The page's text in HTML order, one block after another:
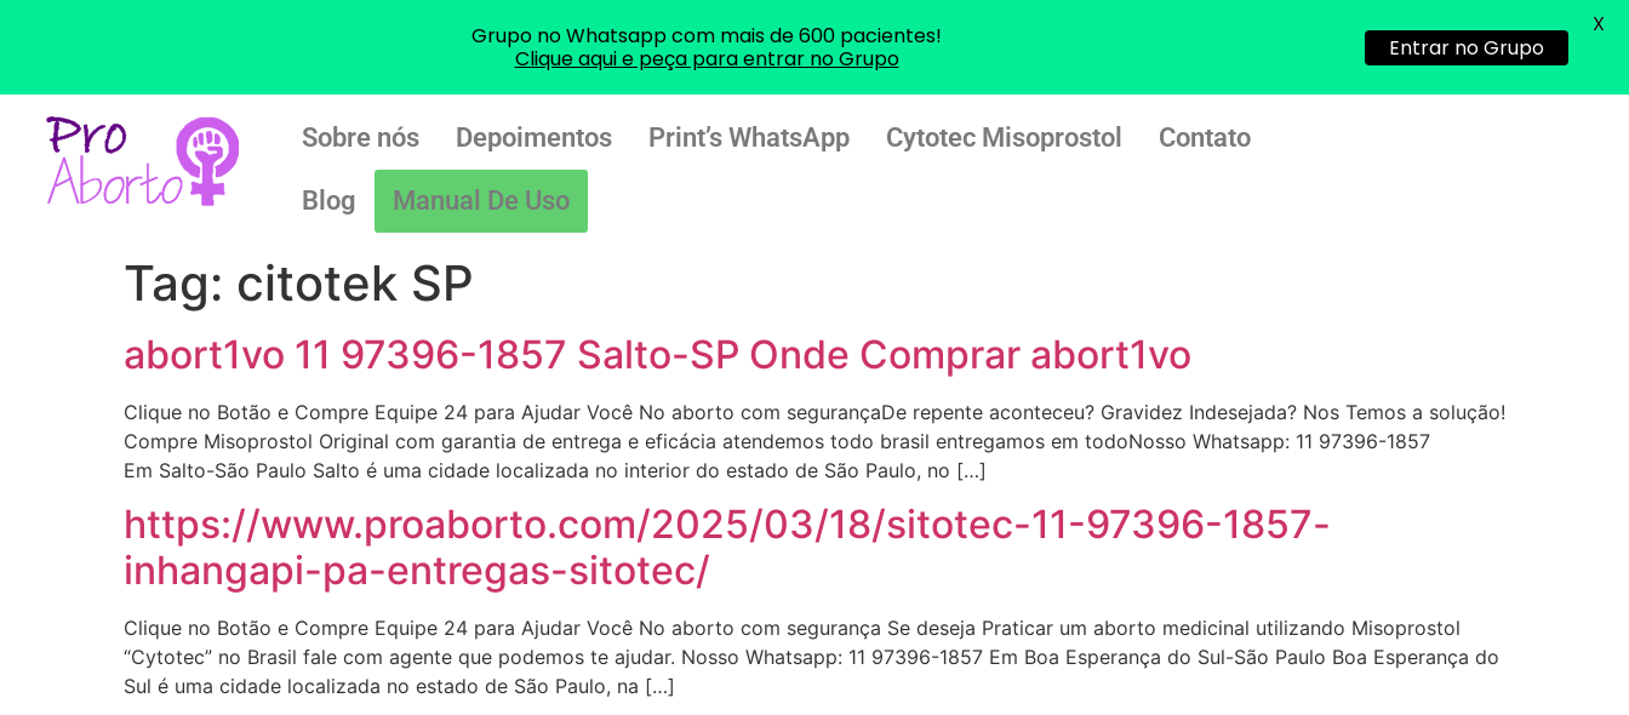
Sobre nós Depoimentos Print’s WhatsApp Cytotec Misoprostol Contato
Blog Manual De Uso
Tag: citotek SP
abort1vo 11 97396-1857 Salto-SP Onde Comprar abort1vo
Clique no Botão e Compre Equipe 24 para Ajudar Você No aborto com segurançaDe repente aconteceu? Gravidez Indesejada? Nos Temos a solução!
Compre Misoprostol Original com garantia de entrega e eficácia atendemos todo brasil entregamos em todoNosso Whatsapp: 11 97396-1857
Em Salto-São Paulo Salto é uma cidade localizada no interior do estado de São Paulo, no […]
https://www.proaborto.com/2025/03/18/sitotec-11-97396-1857-
inhangapi-pa-entregas-sitotec/
Clique no Botão e Compre Equipe 24 para Ajudar Você No aborto com segurança Se deseja Praticar um aborto medicinal utilizando Misoprostol
“Cytotec” no Brasil fale com agente que podemos te ajudar. Nosso Whatsapp: 11 97396-1857 Em Boa Esperança do Sul-São Paulo Boa Esperança do
Sul é uma cidade localizada no estado de São Paulo, na […]
Grupo no Whatsapp com mais de 600 pacientes!
Clique aqui e peça para entrar no Grupo
Entrar no Grupo
X
http://www.proaborto.com)
22/05/2026 16:35:20